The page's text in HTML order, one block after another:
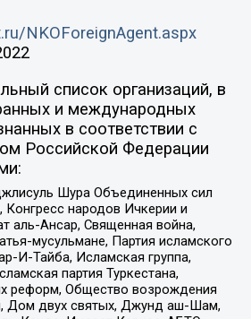
NKOForeignAgent.aspx
список организаций, в
и международных
в соответствии с
Российской Федерации
Шура Объединенных сил
народов Ичкерии и
аль-Ансар, Священная война,
мусульмане, Партия исламского
И-Тайба, Исламская группа,
партия Туркестана,
реформ, Общество возрождения
Дом двух святых, Джунд аш-Шам,